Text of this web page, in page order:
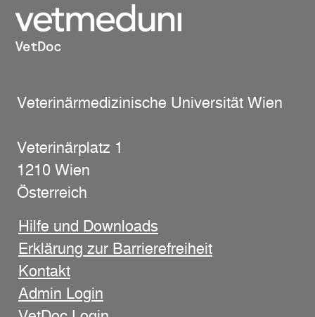
Veterinärmedizinische Universität Wien
Veterinärplatz 1
1210 Wien
Österreich
Hilfe und Downloads
Erklärung zur Barrierefreiheit
Kontakt
Admin Login